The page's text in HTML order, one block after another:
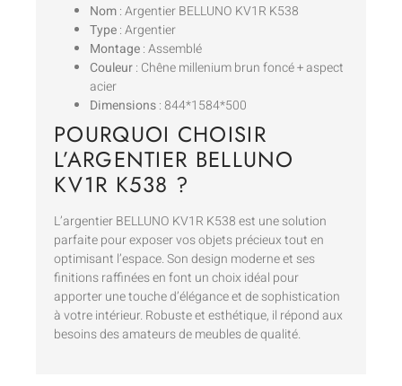
Nom: Argentier BELLUNO KV1R K538
Type: Argentier
Montage: Assemblé
Couleur: Chêne millenium brun foncé + aspect
acier
Dimensions: 844*1584*500
POURQUOI CHOISIR
L’ARGENTIER BELLUNO
KV1R K538 ?
L’argentier BELLUNO KV1R K538 est une solution
parfaite pour exposer vos objets précieux tout en
optimisant l’espace. Son design moderne et ses
finitions raffinées en font un choix idéal pour
apporter une touche d’élégance et de sophistication
à votre intérieur. Robuste et esthétique, il répond aux
besoins des amateurs de meubles de qualité.